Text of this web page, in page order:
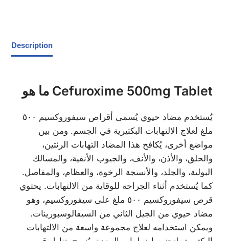
Description
ما هو Cefuroxime 500mg Tablet
يُستخدم مضاد حيوي يُسمى أقراص سيفوروكسيم ٥٠٠
ملغ لعلاج الالتهابات البكتيرية في الجسم. ومن بين
مواضع أخرى، يُكافح هذا المضاد التهابات الرئتين،
والحلق، والأذن، والأنف، والجيوب الأنفية، والمسالك
البولية، والجلد، والأنسجة الرخوة، والعظام، والمفاصل.
كما يُستخدم أثناء الجراحة للوقاية من الالتهابات. يحتوي
قرص سيفوروكسيم ٥٠٠ ملغ على سيفوروكسيم، وهو
مضاد حيوي من الجيل الثاني من السيفالوسبورينات.
ويمكن استخدامه لعلاج مجموعة واسعة من الالتهابات